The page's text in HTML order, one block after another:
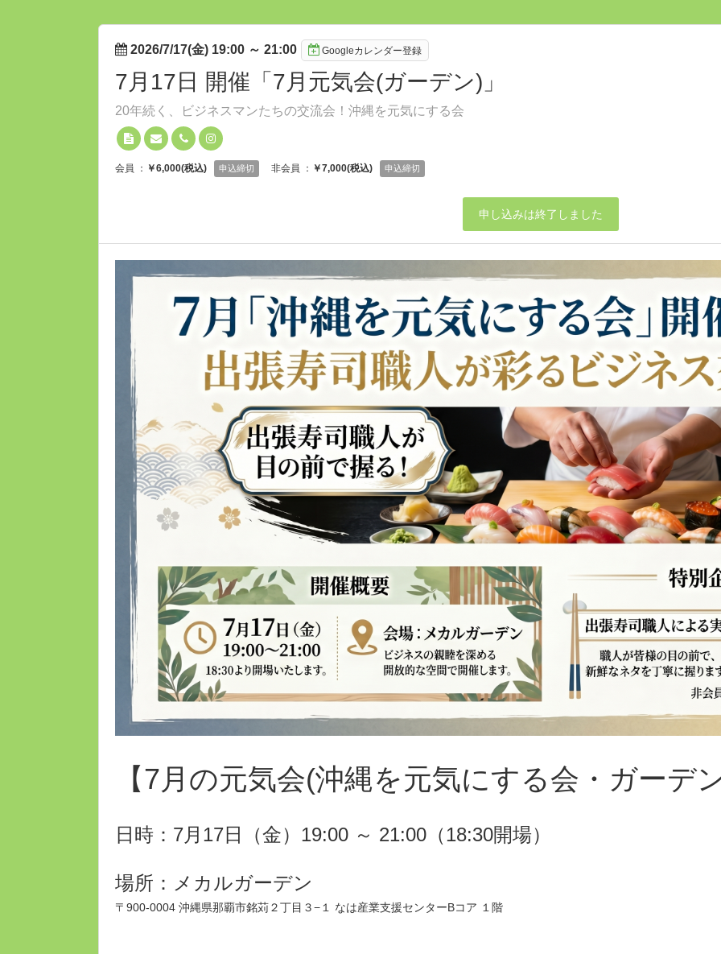
2026/7/17(金) 19:00 ～ 21:00 Googleカレンダー登録
7月17日 開催「7月元気会(ガーデン)」
20年続く、ビジネスマンたちの交流会！沖縄を元気にする会
会員 ： ￥6,000(税込) 申込締切 非会員 ： ￥7,000(税込) 申込締切
申し込みは終了しました
【7月の元気会(沖縄を元気にする会・ガーデ
日時：7月17日（金）19:00 ～ 21:00（18:30開場）
場所：メカルガーデン
〒900-0004 沖縄県那覇市銘苅２丁目３−１ なは産業支援センターBコア １階